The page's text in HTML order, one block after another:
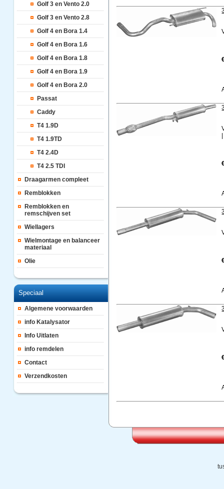
Golf 3 en Vento 2.0
Golf 3 en Vento 2.8
Golf 4 en Bora 1.4
Golf 4 en Bora 1.6
Golf 4 en Bora 1.8
Golf 4 en Bora 1.9
Golf 4 en Bora 2.0
Passat
Caddy
T4 1.9D
T4 1.9TD
T4 2.4D
T4 2.5 TDI
Draagarmen compleet
Remblokken
Remblokken en
remschijven set
Wiellagers
Wielmontage en balanceer
materiaal
Olie
Speciaal
Algemene voorwaarden
info Katalysator
Info Uitlaten
info remdelen
Contact
Verzendkosten